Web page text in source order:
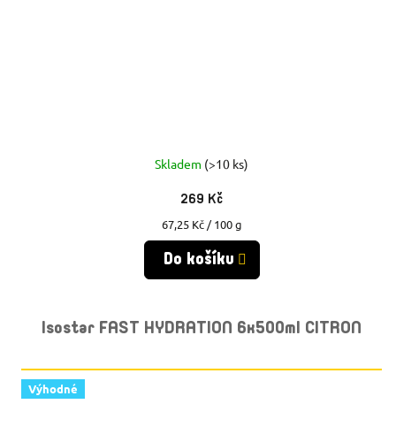
Skladem (>10 ks)
269 Kč
Měrná
cena:
67,25 Kč / 100 g
Do košíku
Isostar FAST HYDRATION 6x500ml CITRON
Výhodné